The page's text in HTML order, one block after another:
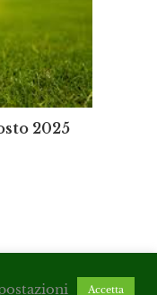
2025
Accetta